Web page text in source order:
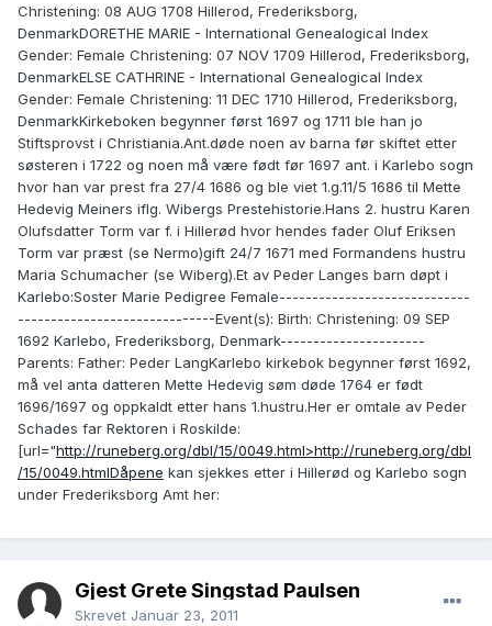
Christening: 08 AUG 1708 Hillerod, Frederiksborg,
DenmarkDORETHE MARIE - International Genealogical Index
Gender: Female Christening: 07 NOV 1709 Hillerod, Frederiksborg,
DenmarkELSE CATHRINE - International Genealogical Index
Gender: Female Christening: 11 DEC 1710 Hillerod, Frederiksborg,
DenmarkKirkeboken begynner først 1697 og 1711 ble han jo
Stiftsprovst i Christiania.Ant.døde noen av barna før skiftet etter
søsteren i 1722 og noen må være født før 1697 ant. i Karlebo sogn
hvor han var prest fra 27/4 1686 og ble viet 1.g.11/5 1686 til Mette
Hedevig Meiners iflg. Wibergs Prestehistorie.Hans 2. hustru Karen
Olufsdatter Torm var f. i Hillerød hvor hendes fader Oluf Eriksen
Torm var præst (se Nermo)gift 24/7 1671 med Formandens hustru
Maria Schumacher (se Wiberg).Et av Peder Langes barn døpt i
Karlebo:Soster Marie Pedigree Female-----------------------------
------------------------------Event(s): Birth: Christening: 09 SEP
1692 Karlebo, Frederiksborg, Denmark----------------------
Parents: Father: Peder LangKarlebo kirkebok begynner først 1692,
må vel anta datteren Mette Hedevig søm døde 1764 er født
1696/1697 og oppkaldt etter hans 1.hustru.Her er omtale av Peder
Schades far Rektoren i Roskilde:
[url="http://runeberg.org/dbl/15/0049.html>http://runeberg.org/dbl
/15/0049.htmlDåpene kan sjekkes etter i Hillerød og Karlebo sogn
under Frederiksborg Amt her:
Gjest Grete Singstad Paulsen
Skrevet Januar 23, 2011